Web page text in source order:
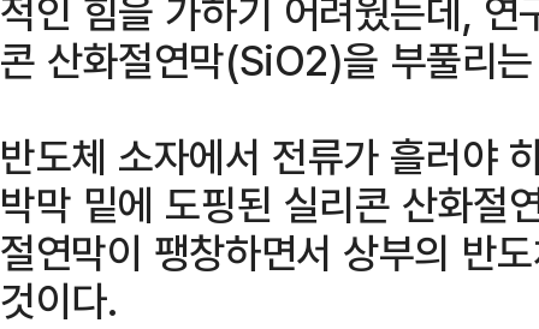
적인 힘을 가하기 어려웠는데,
콘 산화절연막(SiO2)을 부풀리
반도체 소자에서 전류가 흘러야
박막 밑에 도핑된 실리콘 산화절
절연막이 팽창하면서 상부의 반
것이다.